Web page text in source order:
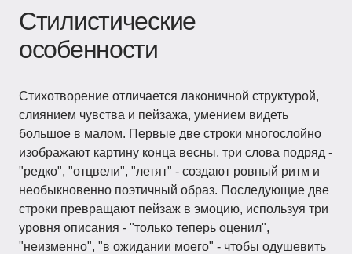
Стилистические
особенности
Стихотворение отличается лаконичной структурой,
слиянием чувства и пейзажа, умением видеть
большое в малом. Первые две строки многослойно
изображают картину конца весны, три слова подряд -
"редко", "отцвели", "летят" - создают ровный ритм и
необыкновенно поэтичный образ. Последующие две
строки превращают пейзаж в эмоцию, используя три
уровня описания - "только теперь оценил",
"неизменно", "в ожидании моего" - чтобы одушевить